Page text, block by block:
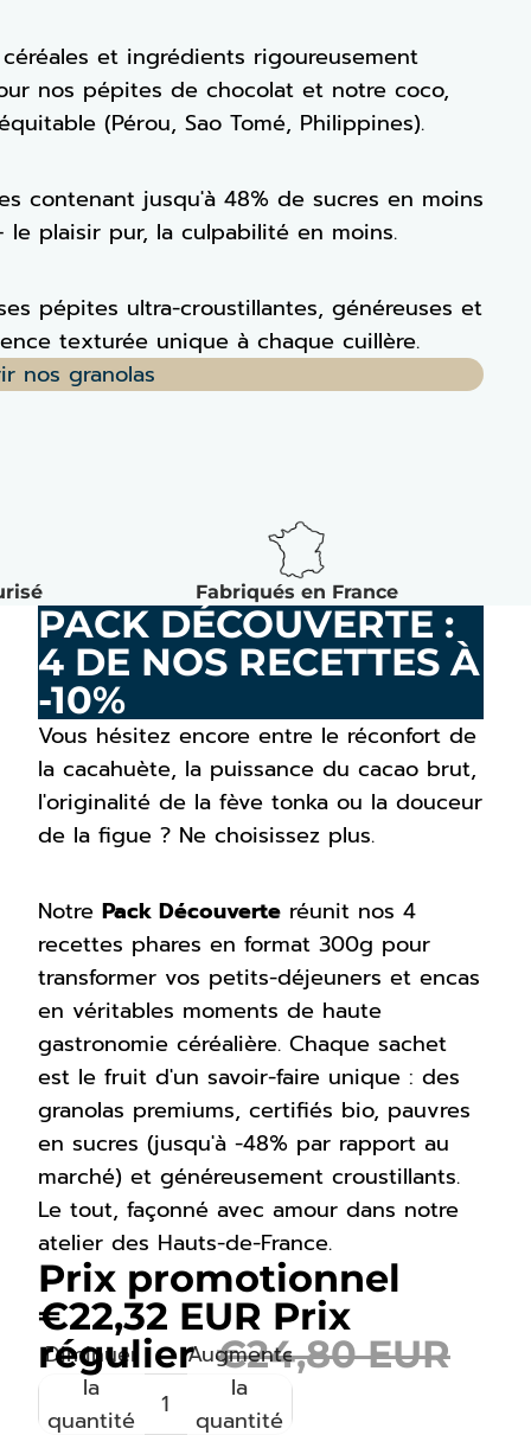
et ingrédients rigoureusement
nos pépites de chocolat et notre coco,
(Pérou, Sao Tomé, Philippines).
contenant jusqu'à 48% de sucres en moins
plaisir pur, la culpabilité en moins.
pépites ultra-croustillantes, généreuses et
texturée unique à chaque cuillère.
nos granolas
Fabriqués en France
PACK DÉCOUVERTE :
4 DE NOS RECETTES À
-10%
Vous hésitez encore entre le réconfort de
la cacahuète, la puissance du cacao brut,
l'originalité de la fève tonka ou la douceur
de la figue ? Ne choisissez plus.
Notre Pack Découverte réunit nos 4
recettes phares en format 300g pour
transformer vos petits-déjeuners et encas
en véritables moments de haute
gastronomie céréalière. Chaque sachet
est le fruit d'un savoir-faire unique : des
granolas premiums, certifiés bio, pauvres
en sucres (jusqu'à -48% par rapport au
marché) et généreusement croustillants.
Le tout, façonné avec amour dans notre
atelier des Hauts-de-France.
Prix promotionnel
€22,32 EUR Prix
régulier €24,80 EUR
Diminuer
la
quantité
Augmenter
la
quantité